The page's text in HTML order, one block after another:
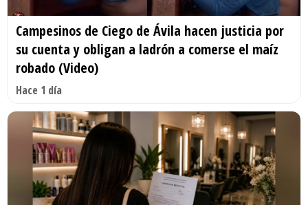
Campesinos de Ciego de Ávila hacen justicia por
su cuenta y obligan a ladrón a comerse el maíz
robado (Video)
Hace 1 día